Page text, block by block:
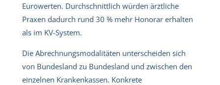
Eurowerten. Durchschnittlich würden ärztliche
Praxen dadurch rund 30 % mehr Honorar erhalten
als im KV-System.
Die Abrechnungsmodalitäten unterscheiden sich
von Bundesland zu Bundesland und zwischen den
einzelnen Krankenkassen. Konkrete